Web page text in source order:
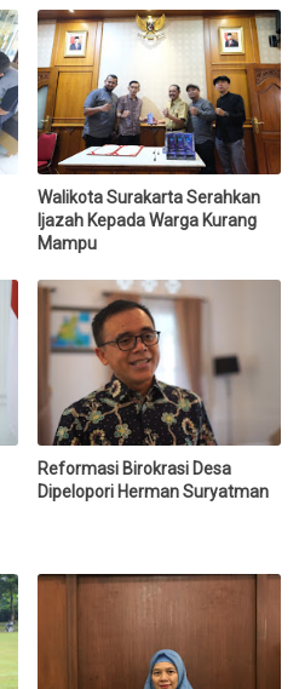
Walikota Surakarta Serahkan
Ijazah Kepada Warga Kurang
Mampu
Reformasi Birokrasi Desa
Dipelopori Herman Suryatman